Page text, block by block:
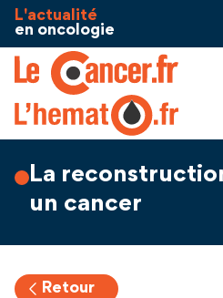
Aller au contenu
L'actualité
en oncologie
La
un cancer
Retour
Panneau de gestion des cookies